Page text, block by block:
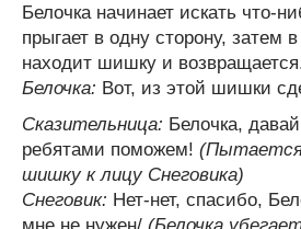
Белочка начинает искать что-
прыгает в одну сторону, затем
находит шишку и
Белочка: Вот, из этой шишки
Сказительница: Белочка,
ребятами поможем! (Пытается
шишку к лицу Снеговика)
Снеговик: Нет-нет, спасибо,
мне не нужен/ (Белочка